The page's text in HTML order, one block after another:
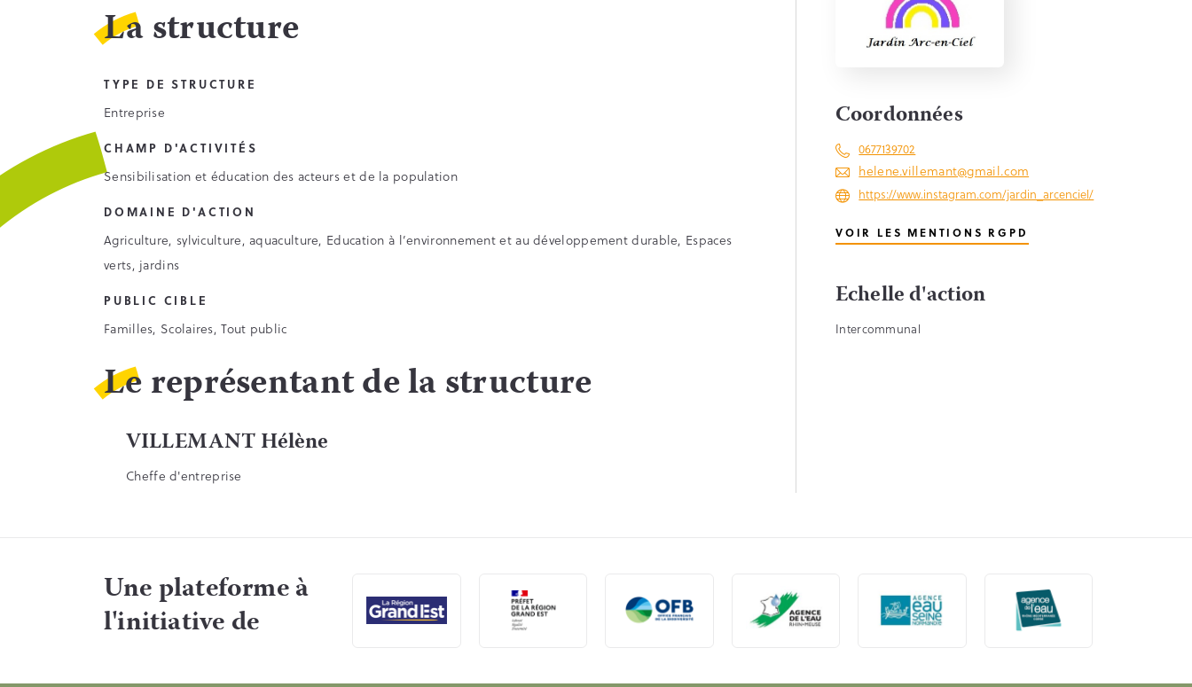
La structure
TYPE DE STRUCTURE
Entreprise
CHAMP D'ACTIVITÉS
Sensibilisation et éducation des acteurs et de la population
DOMAINE D'ACTION
Agriculture, sylviculture, aquaculture, Education à l’environnement et au développement durable, Espaces
verts, jardins
PUBLIC CIBLE
Familles, Scolaires, Tout public
Le représentant de la structure
VILLEMANT Hélène
Cheffe d'entreprise
Coordonnées
0677139702
helene.villemant@gmail.com
https://www.instagram.com/jardin_arcenciel/
VOIR LES MENTIONS RGPD
Echelle d'action
Intercommunal
Une plateforme à
l'initiative de